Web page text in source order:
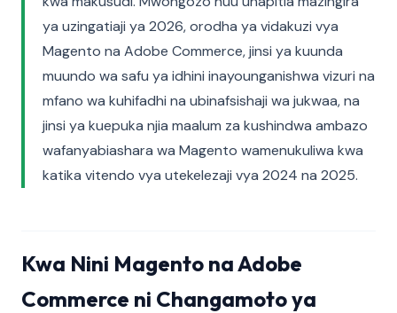
ya uzingatiaji ya 2026, orodha ya vidakuzi vya
Magento na Adobe Commerce, jinsi ya kuunda
muundo wa safu ya idhini inayounganishwa vizuri na
mfano wa kuhifadhi na ubinafsishaji wa jukwaa, na
jinsi ya kuepuka njia maalum za kushindwa ambazo
wafanyabiashara wa Magento wamenukuliwa kwa
katika vitendo vya utekelezaji vya 2024 na 2025.
Kwa Nini Magento na Adobe
Commerce ni Changamoto ya